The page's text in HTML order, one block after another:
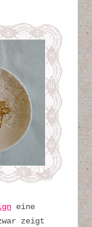
eine
zeigt